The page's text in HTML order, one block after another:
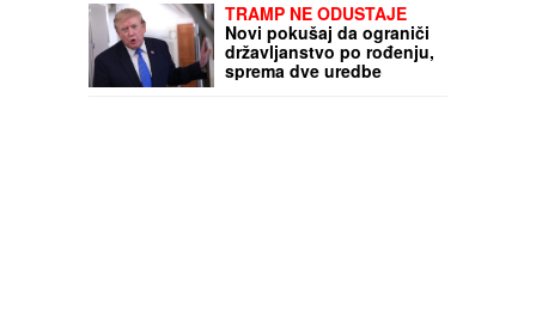
TRAMP NE ODUSTAJE
Novi pokušaj da ograniči
državljanstvo po rođenju,
sprema dve uredbe